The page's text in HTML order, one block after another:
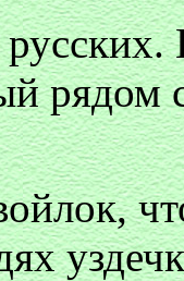
рядом